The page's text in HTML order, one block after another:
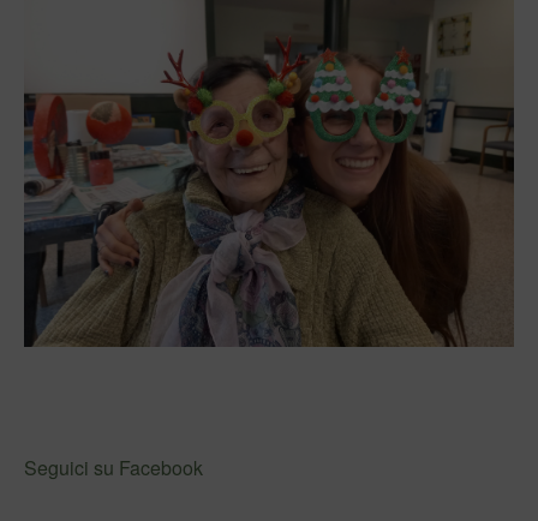
Seguici su Facebook